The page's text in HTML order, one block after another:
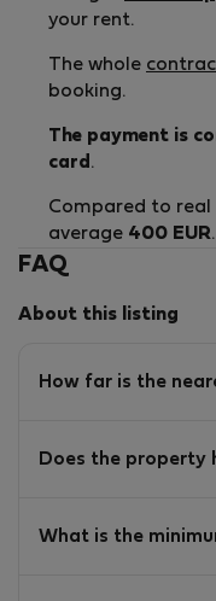
your rent.
The whole
booking.
The payment is
card .
Compared to real
average 400 EUR.
FAQ
About this listing
How far is the
Does the property
What is the